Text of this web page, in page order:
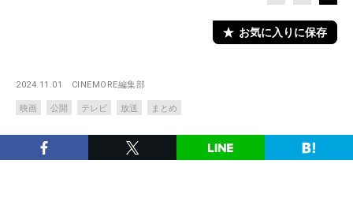
お気に入りに保存
2024.11.01 CINEMORE編集部
映画 公開 テレビ 放送 まとめ